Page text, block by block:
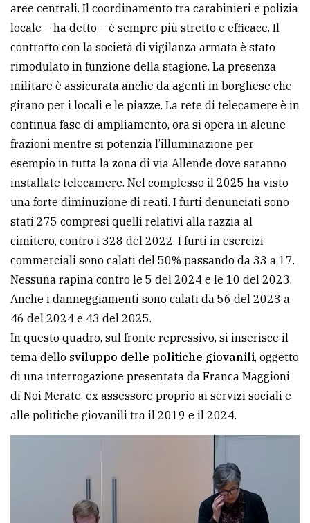
aree centrali. Il coordinamento tra carabinieri e polizia
locale – ha detto – è sempre più stretto e efficace. Il
contratto con la società di vigilanza armata è stato
rimodulato in funzione della stagione. La presenza
militare è assicurata anche da agenti in borghese che
girano per i locali e le piazze. La rete di telecamere è in
continua fase di ampliamento, ora si opera in alcune
frazioni mentre si potenzia l’illuminazione per
esempio in tutta la zona di via Allende dove saranno
installate telecamere. Nel complesso il 2025 ha visto
una forte diminuzione di reati. I furti denunciati sono
stati 275 compresi quelli relativi alla razzia al
cimitero, contro i 328 del 2022. I furti in esercizi
commerciali sono calati del 50% passando da 33 a 17.
Nessuna rapina contro le 5 del 2024 e le 10 del 2023.
Anche i danneggiamenti sono calati da 56 del 2023 a
46 del 2024 e 43 del 2025.
In questo quadro, sul fronte repressivo, si inserisce il
tema dello sviluppo delle politiche giovanili, oggetto
di una interrogazione presentata da Franca Maggioni
di Noi Merate, ex assessore proprio ai servizi sociali e
alle politiche giovanili tra il 2019 e il 2024.